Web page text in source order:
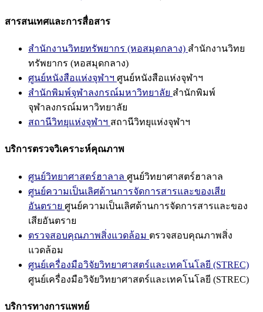
สารสนเทศและการสื่อสาร
สำนักงานวิทยทรัพยากร (หอสมุดกลาง) สำนักงานวิทย
ทรัพยากร (หอสมุดกลาง)
ศูนย์หนังสือแห่งจุฬาฯ ศูนย์หนังสือแห่งจุฬาฯ
สำนักพิมพ์จุฬาลงกรณ์มหาวิทยาลัย สำนักพิมพ์
จุฬาลงกรณ์มหาวิทยาลัย
สถานีวิทยุแห่งจุฬาฯ สถานีวิทยุแห่งจุฬาฯ
บริการตรวจวิเคราะห์คุณภาพ
ศูนย์วิทยาศาสตร์ฮาลาล ศูนย์วิทยาศาสตร์ฮาลาล
ศูนย์ความเป็นเลิศด้านการจัดการสารและของเสีย
อันตราย ศูนย์ความเป็นเลิศด้านการจัดการสารและของ
เสียอันตราย
ตรวจสอบคุณภาพสิ่งแวดล้อม ตรวจสอบคุณภาพสิ่ง
แวดล้อม
ศูนย์เครื่องมือวิจัยวิทยาศาสตร์และเทคโนโลยี (STREC)
ศูนย์เครื่องมือวิจัยวิทยาศาสตร์และเทคโนโลยี (STREC)
บริการทางการแพทย์